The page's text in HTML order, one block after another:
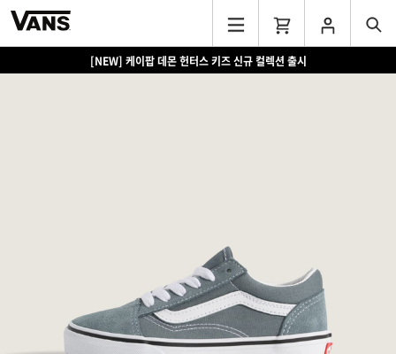
[NEW] 케이팝 데몬 헌터스 키즈 신규 컬렉션 출시